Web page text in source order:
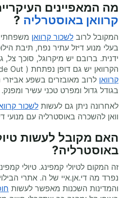
מה המאפיינים
קרוואן באוסטרליה ?
המקובל לרוב לשכור קרוואן
בעלי מנוע דיזל עתיר נפח, תיבת
ידנית. ברובם יש מיקרוגל, סוכך
הקרוואן יש גם דופן נפתחת ( Slide Out)
קרוואן לרוב מאובזרים בשפע אביזרי
בגודל גדול ומפרט טכני עשיר ומפנק.
לאחרונה ניתן גם לעשות לשכור
וואן להשכרה באוסטרליה עם מנועי
האם מקובל לעשות
באוסטרליה?
זה המקום לטיולי קמפינג. טיולי
נפרד מה די.אן.איי של ה. אתרי
והמדינות השכנות מאפשר לעשות